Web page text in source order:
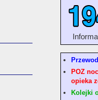
POZ
opieka
Kolejki